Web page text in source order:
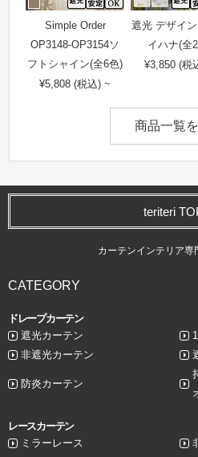
Simple Order
OP3148-OP3154ソ
フトシャイン(全6色)
¥5,808 (税込) ~
遮光 デザイ
イハナ(全
¥3,850 (税
商品一覧
teriteri
カーテンインテリア専
CATEGORY
ドレープカーテン
遮光カーテン
非遮光カーテン
防炎カーテン
レースカーテン
ミラーレース